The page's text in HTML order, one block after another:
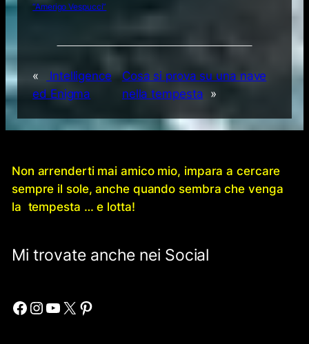
“Amerigo Vespucci”
«
Intelligence
ed Enigma
Cosa si prova su una nave
nella tempesta »
Non arrenderti mai amico mio, impara a cercare
sempre il sole, anche quando sembra che venga
la tempesta … e lotta!
Mi trovate anche nei Social
Facebook Instagram YouTube X Pinterest